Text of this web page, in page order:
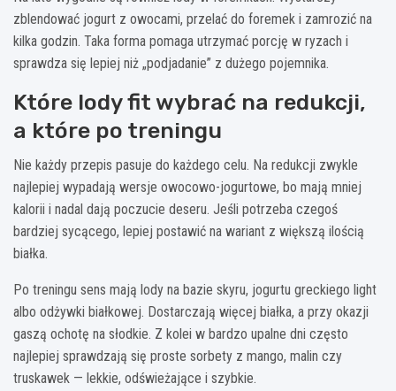
zblendować jogurt z owocami, przelać do foremek i zamrozić na
kilka godzin. Taka forma pomaga utrzymać porcję w ryzach i
sprawdza się lepiej niż „podjadanie” z dużego pojemnika.
Które lody fit wybrać na redukcji,
a które po treningu
Nie każdy przepis pasuje do każdego celu. Na redukcji zwykle
najlepiej wypadają wersje owocowo-jogurtowe, bo mają mniej
kalorii i nadal dają poczucie deseru. Jeśli potrzeba czegoś
bardziej sycącego, lepiej postawić na wariant z większą ilością
białka.
Po treningu sens mają lody na bazie skyru, jogurtu greckiego light
albo odżywki białkowej. Dostarczają więcej białka, a przy okazji
gaszą ochotę na słodkie. Z kolei w bardzo upalne dni często
najlepiej sprawdzają się proste sorbety z mango, malin czy
truskawek — lekkie, odświeżające i szybkie.